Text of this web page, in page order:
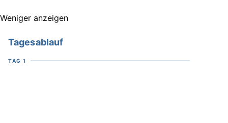
Weniger anzeigen
Tagesablauf
TAG 1